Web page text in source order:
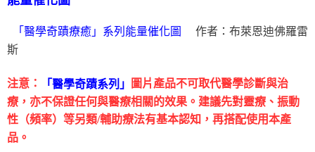
「醫學奇蹟療癒」系列能量催化圖
作者：布萊恩迪佛羅雷
斯
注意： 「醫學奇蹟系列」
圖片產品不可取代醫學診斷與治
療，亦不保證任何與醫療相關的效果。建議先對靈療、振動
性（頻率）等另類/輔助療法有基本認知，再搭配使用本產
品。